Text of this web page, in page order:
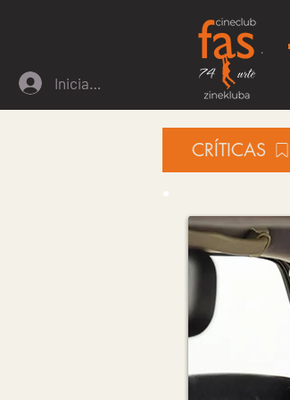
Iniciar sesión
CRÍTICAS